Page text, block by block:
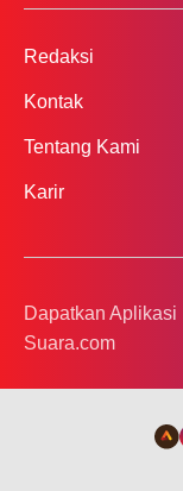
Redaksi
Kontak
Tentang Kami
Karir
Dapatkan Aplikasi
Suara.com